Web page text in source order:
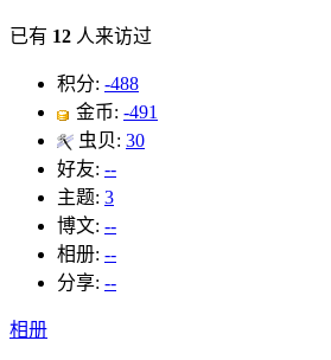
已有 12 人来访过
积分: -488
金币: -491
虫贝: 30
好友: --
主题: 3
博文: --
相册: --
分享: --
相册